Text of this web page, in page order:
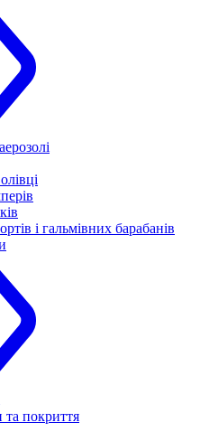
і гальмівних барабанів
та покриття